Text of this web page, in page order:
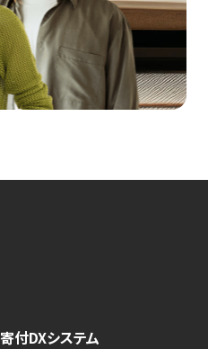
付DXシステム